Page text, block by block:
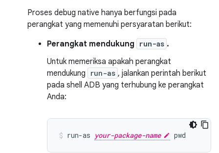
Proses debug native hanya berfungsi pada
perangkat yang memenuhi persyaratan berikut:
Perangkat mendukung
run-as .
Untuk memeriksa apakah perangkat
mendukung
run-as , jalankan perintah berikut
pada shell ADB yang terhubung ke perangkat
Anda:
run-as your-package-name